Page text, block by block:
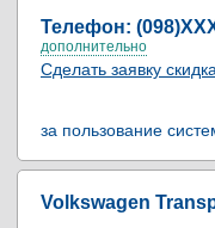
Телефон: (098)
дополнительно
Сделать заявку
за пользование
Volkswagen